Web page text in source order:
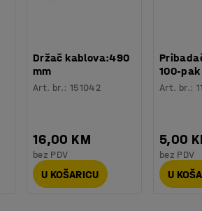
Držač kablova:490
mm
Art. br.: 151042
16,00 KM
bez PDV
U KOŠARICU
100-pak
Art. br.:
5,00
bez PDV
U